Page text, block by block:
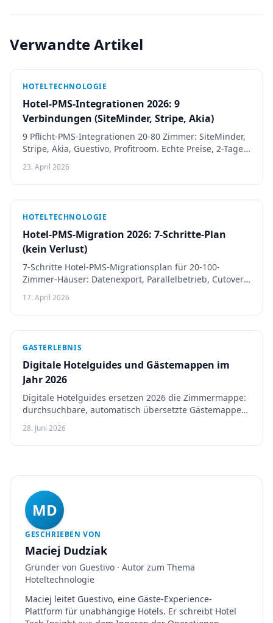
Verwandte Artikel
HOTELTECHNOLOGIE
Hotel-PMS-Integrationen 2026: 9
Verbindungen (SiteMinder, Stripe, Akia)
9 Pflicht-PMS-Integrationen 20-80 Zimmer: SiteMinder,
Stripe, Akia, Guestivo, Profitroom. Echte Preise, 2-Tage
vs 3-Wochen-Muster, Anbieter-Fail-Signale.
23. April 2026
HOTELTECHNOLOGIE
Hotel-PMS-Migration 2026: 7-Schritte-Plan
(kein Verlust)
7-Schritte Hotel-PMS-Migrationsplan für 20-100-
Zimmer-Häuser: Datenexport, Parallelbetrieb, Cutover-
Timing, jede Reservierung verlustfrei sichern.
17. April 2026
GASTERLEBNIS
Digitale Hotelguides und Gästemappen im
Jahr 2026
Digitale Hotelguides ersetzen 2026 die Zimmermappe:
durchsuchbare, automatisch übersetzte Gästemappen,
mit Touch Stay, Vamoos und Guestivo im Vergleich.
28. Juni 2026
MD
GESCHRIEBEN VON
Maciej Dudziak
Gründer von Guestivo · Autor zum Thema
Hoteltechnologie
Maciej leitet Guestivo, eine Gäste-Experience-
Plattform für unabhängige Hotels. Er schreibt Hotel